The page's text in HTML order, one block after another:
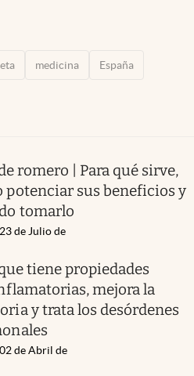
medicina España
romero | Para qué sirve,
potenciar sus beneficios y
tomarlo
de Julio de
tiene propiedades
mejora la
y trata los desórdenes
de Abril de